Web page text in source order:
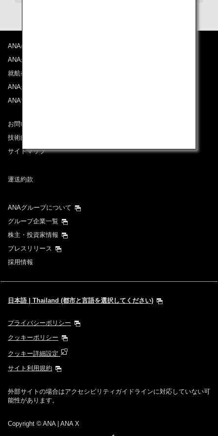
ANAについて
ANAからのお知らせ
就航都市
ANAがお約束する体験
ANAマイレージクラブ
お問い合わせ
技術的なお問い合わせ（推奨環境）
サイトマップ
運送約款
ANAグループについて
グループ企業一覧
株主・投資家情報
プレスリリース
採用情報
日本語 | Thailand (都市と言語を選択してください)
プライバシーポリシー
クッキーポリシー
クッキー詳細設定
サイト利用規約
外部サイトの場合はアクセシビリティガイドラインに対応していない可
能性があります。
Copyright © ANA | ANA X